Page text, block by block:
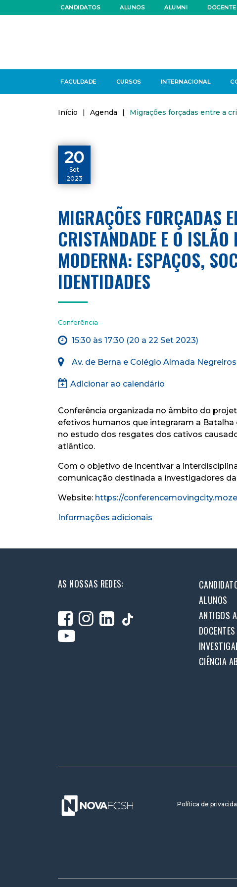
CANDIDATOS ALUNOS ALUMNI
FACULDADE CURSOS INTERNACIONAL
Início | Agenda | Migrações forçadas entre a
20
Set
2023
MIGRAÇÕES FORÇADAS
CRISTANDADE E O ISLÃO
MODERNA: ESPAÇOS,
IDENTIDADES
Conferência
15:30 às 17:30 (20 a 22 Set 2023)
Av. de Berna e Colégio Almada Negreiros
Adicionar ao calendário
Conferência organizada no âmbito do
efetivos humanos que integraram a
no estudo dos resgates dos cativos
atlântico.
Com o objetivo de incentivar a
comunicação destinada a investigadores
Website: https://
Informações adicionais
AS NOSSAS REDES:
ALUNOS
ANTIGOS
DOCENTES
CIÊNCIA
Política de